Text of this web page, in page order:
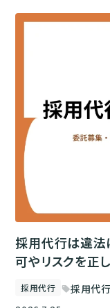
採用代行は違法
可やリスクを正
採用代行 sell採用代行